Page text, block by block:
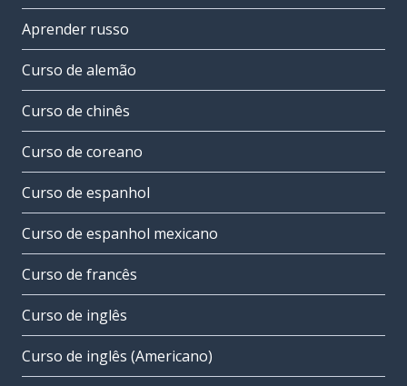
Aprender russo
Curso de alemão
Curso de chinês
Curso de coreano
Curso de espanhol
Curso de espanhol mexicano
Curso de francês
Curso de inglês
Curso de inglês (Americano)